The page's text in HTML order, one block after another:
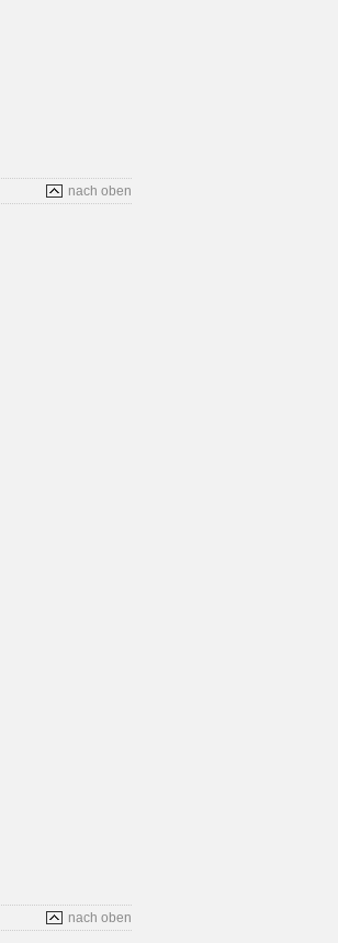
nach oben
nach oben